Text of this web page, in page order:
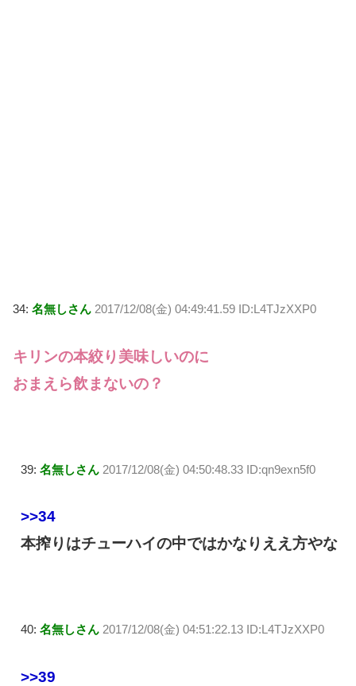
34: 名無しさん 2017/12/08(金) 04:49:41.59 ID:L4TJzXXP0
キリンの本絞り美味しいのに
おまえら飲まないの？
39: 名無しさん 2017/12/08(金) 04:50:48.33 ID:qn9exn5f0
>>34
本搾りはチューハイの中ではかなりええ方やな
40: 名無しさん 2017/12/08(金) 04:51:22.13 ID:L4TJzXXP0
>>39